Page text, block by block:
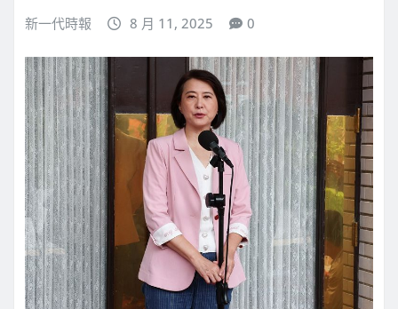
新一代時報 8 月 11, 2025 0